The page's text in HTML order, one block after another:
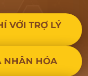
VỚI TRỢ LÝ
NHÂN HÓA